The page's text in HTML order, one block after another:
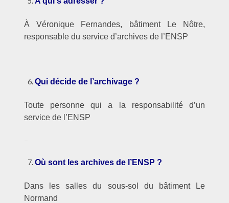
À Véronique Fernandes, bâtiment Le Nôtre,
responsable du service d’archives de l’ENSP
Qui décide de l’archivage ?
Toute personne qui a la responsabilité d’un
service de l’ENSP
Où sont les archives de l’ENSP ?
Dans les salles du sous-sol du bâtiment Le
Normand